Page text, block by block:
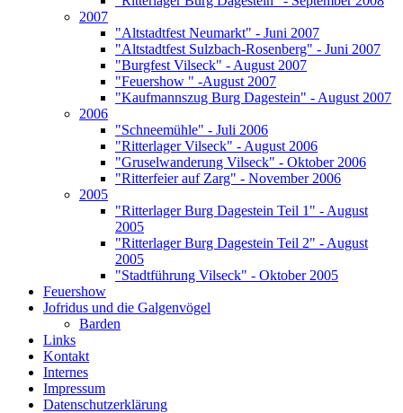
2007
"Altstadtfest Neumarkt" - Juni 2007
"Altstadtfest Sulzbach-Rosenberg" - Juni 2007
"Burgfest Vilseck" - August 2007
"Feuershow " -August 2007
"Kaufmannszug Burg Dagestein" - August 2007
2006
"Schneemühle" - Juli 2006
"Ritterlager Vilseck" - August 2006
"Gruselwanderung Vilseck" - Oktober 2006
"Ritterfeier auf Zarg" - November 2006
2005
"Ritterlager Burg Dagestein Teil 1" - August
2005
"Ritterlager Burg Dagestein Teil 2" - August
2005
"Stadtführung Vilseck" - Oktober 2005
Feuershow
Jofridus und die Galgenvögel
Barden
Links
Kontakt
Internes
Impressum
Datenschutzerklärung